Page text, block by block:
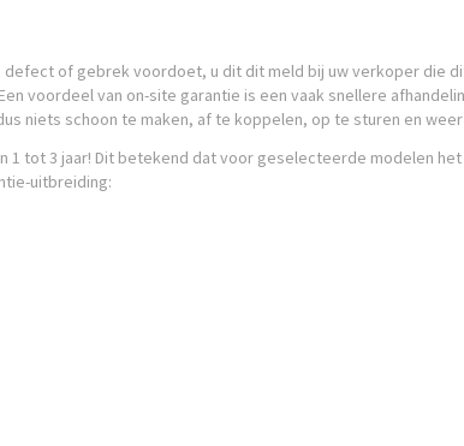
of gebrek voordoet, u dit dit meld bij uw verkoper die
voordeel van on-site garantie is een vaak snellere
niets schoon te maken, af te koppelen, op te sturen en
1 tot 3 jaar! Dit betekend dat voor geselecteerde modelen
uitbreiding: